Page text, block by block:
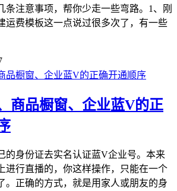
条注意事项，帮你少走一些弯路。1、刚
运费模板这一点说过很多次了，有一些
商品橱窗、企业蓝V的正
的身份证去实名认证蓝V企业号。本来
进行直播的，你这样操作，只能在一个
。正确的方式，就是用家人或朋友的身